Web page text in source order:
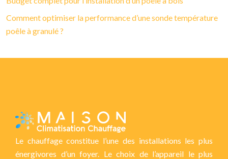
Comment optimiser la performance d’une sonde température
poêle à granulé ?
Le chauffage constitue l’une des installations les plus
énergivores d’un foyer. Le choix de l’appareil le plus